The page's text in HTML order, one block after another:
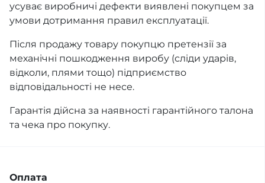
усуває виробничі дефекти виявлені покупцем за
умови дотримання правил експлуатації.
Після продажу товару покупцю претензії за
механічні пошкодження виробу (сліди ударів,
відколи, плями тощо) підприємство
відповідальності не несе.
Гарантія дійсна за наявності гарантійного талона
та чека про покупку.
Оплата